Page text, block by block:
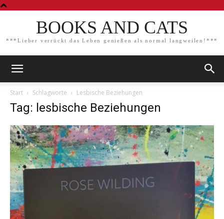
BOOKS AND CATS
***Lieber verrückt das Leben genießen als normal langweilen!***
Start Schlagworte Lesbische Beziehungen
Tag: lesbische Beziehungen